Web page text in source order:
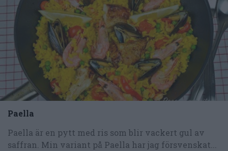
Paella
Paella är en pytt med ris som blir vackert gul av
saffran. Min variant på Paella har jag försvenskat...